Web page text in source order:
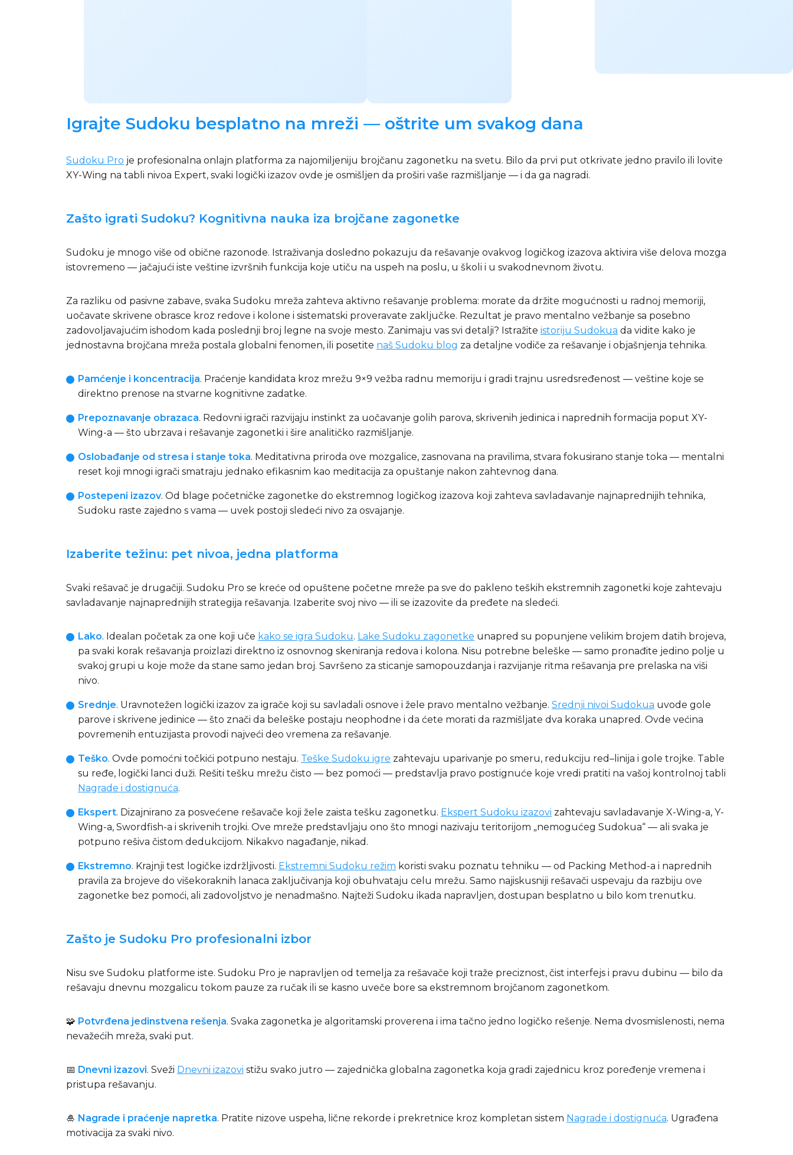
Igrajte Sudoku besplatno na mreži — oštrite um svakog dana
Sudoku Pro je profesionalna onlajn platforma za najomiljeniju brojčanu zagonetku na svetu. Bilo da prvi put otkrivate jedno pravilo ili lovite
XY-Wing na tabli nivoa Expert, svaki logički izazov ovde je osmišljen da proširi vaše razmišljanje — i da ga nagradi.
Zašto igrati Sudoku? Kognitivna nauka iza brojčane zagonetke
Sudoku je mnogo više od obične razonode. Istraživanja dosledno pokazuju da rešavanje ovakvog logičkog izazova aktivira više delova mozga
istovremeno — jačajući iste veštine izvršnih funkcija koje utiču na uspeh na poslu, u školi i u svakodnevnom životu.
Za razliku od pasivne zabave, svaka Sudoku mreža zahteva aktivno rešavanje problema: morate da držite mogućnosti u radnoj memoriji,
uočavate skrivene obrasce kroz redove i kolone i sistematski proveravate zaključke. Rezultat je pravo mentalno vežbanje sa posebno
zadovoljavajućim ishodom kada poslednji broj legne na svoje mesto. Zanimaju vas svi detalji? Istražite istoriju Sudokua da vidite kako je
jednostavna brojčana mreža postala globalni fenomen, ili posetite naš Sudoku blog za detaljne vodiče za rešavanje i objašnjenja tehnika.
Pamćenje i koncentracija. Praćenje kandidata kroz mrežu 9×9 vežba radnu memoriju i gradi trajnu usredsređenost — veštine koje se
direktno prenose na stvarne kognitivne zadatke.
Prepoznavanje obrazaca. Redovni igrači razvijaju instinkt za uočavanje golih parova, skrivenih jedinica i naprednih formacija poput XY-
Wing-a — što ubrzava i rešavanje zagonetki i šire analitičko razmišljanje.
Oslobađanje od stresa i stanje toka. Meditativna priroda ove mozgalice, zasnovana na pravilima, stvara fokusirano stanje toka — mentalni
reset koji mnogi igrači smatraju jednako efikasnim kao meditacija za opuštanje nakon zahtevnog dana.
Postepeni izazov. Od blage početničke zagonetke do ekstremnog logičkog izazova koji zahteva savladavanje najnaprednijih tehnika,
Sudoku raste zajedno s vama — uvek postoji sledeći nivo za osvajanje.
Izaberite težinu: pet nivoa, jedna platforma
Svaki rešavač je drugačiji. Sudoku Pro se kreće od opuštene početne mreže pa sve do pakleno teških ekstremnih zagonetki koje zahtevaju
savladavanje najnaprednijih strategija rešavanja. Izaberite svoj nivo — ili se izazovite da pređete na sledeći.
Lako. Idealan početak za one koji uče kako se igra Sudoku. Lake Sudoku zagonetke unapred su popunjene velikim brojem datih brojeva,
pa svaki korak rešavanja proizlazi direktno iz osnovnog skeniranja redova i kolona. Nisu potrebne beleške — samo pronađite jedino polje u
svakoj grupi u koje može da stane samo jedan broj. Savršeno za sticanje samopouzdanja i razvijanje ritma rešavanja pre prelaska na viši
nivo.
Srednje. Uravnotežen logički izazov za igrače koji su savladali osnove i žele pravo mentalno vežbanje. Srednji nivoi Sudokua uvode gole
parove i skrivene jedinice — što znači da beleške postaju neophodne i da ćete morati da razmišljate dva koraka unapred. Ovde većina
povremenih entuzijasta provodi najveći deo vremena za rešavanje.
Teško. Ovde pomoćni točkići potpuno nestaju. Teške Sudoku igre zahtevaju uparivanje po smeru, redukciju red–linija i gole trojke. Table
su ređe, logički lanci duži. Rešiti tešku mrežu čisto — bez pomoći — predstavlja pravo postignuće koje vredi pratiti na vašoj kontrolnoj tabli
Nagrade i dostignuća.
Ekspert. Dizajnirano za posvećene rešavače koji žele zaista tešku zagonetku. Ekspert Sudoku izazovi zahtevaju savladavanje X-Wing-a, Y-
Wing-a, Swordfish-a i skrivenih trojki. Ove mreže predstavljaju ono što mnogi nazivaju teritorijom „nemogućeg Sudokua“ — ali svaka je
potpuno rešiva čistom dedukcijom. Nikakvo nagađanje, nikad.
Ekstremno. Krajnji test logičke izdržljivosti. Ekstremni Sudoku režim koristi svaku poznatu tehniku — od Packing Method-a i naprednih
pravila za brojeve do višekoraknih lanaca zaključivanja koji obuhvataju celu mrežu. Samo najiskusniji rešavači uspevaju da razbiju ove
zagonetke bez pomoći, ali zadovoljstvo je nenadmašno. Najteži Sudoku ikada napravljen, dostupan besplatno u bilo kom trenutku.
Zašto je Sudoku Pro profesionalni izbor
Nisu sve Sudoku platforme iste. Sudoku Pro je napravljen od temelja za rešavače koji traže preciznost, čist interfejs i pravu dubinu — bilo da
rešavaju dnevnu mozgalicu tokom pauze za ručak ili se kasno uveče bore sa ekstremnom brojčanom zagonetkom.
🧩 Potvrđena jedinstvena rešenja. Svaka zagonetka je algoritamski proverena i ima tačno jedno logičko rešenje. Nema dvosmislenosti, nema
nevažećih mreža, svaki put.
📅 Dnevni izazovi. Sveži Dnevni izazovi stižu svako jutro — zajednička globalna zagonetka koja gradi zajednicu kroz poređenje vremena i
pristupa rešavanju.
🎍 Nagrade i praćenje napretka. Pratite nizove uspeha, lične rekorde i prekretnice kroz kompletan sistem Nagrade i dostignuća. Ugrađena
motivacija za svaki nivo.